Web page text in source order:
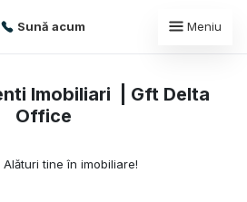
Sună acum Meniu
Imobiliari | Gft Delta
Office
tine în imobiliare!